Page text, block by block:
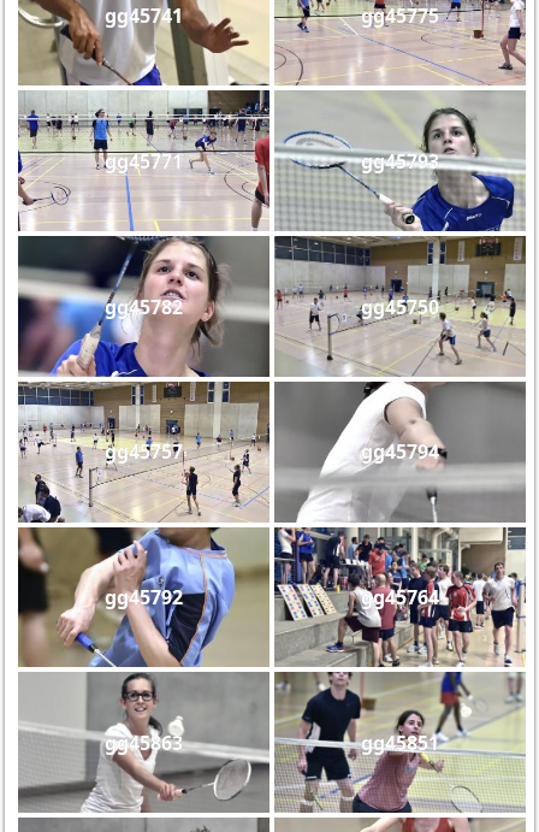
gg45741 gg45775
gg45771 gg45793
gg45782 gg45750
gg45757 gg45794
gg45792 gg45764
gg45863 gg45851